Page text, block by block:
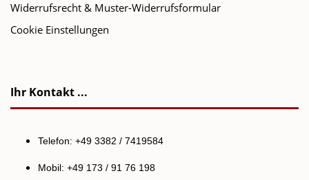
Widerrufsrecht & Muster-Widerrufsformular
Cookie Einstellungen
Ihr Kontakt ...
Telefon: +49 3382 / 7419584
Mobil: +49 173 / 91 76 198